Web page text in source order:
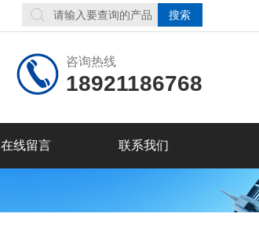
咨询热线
18921186768
在线留言 联系我们